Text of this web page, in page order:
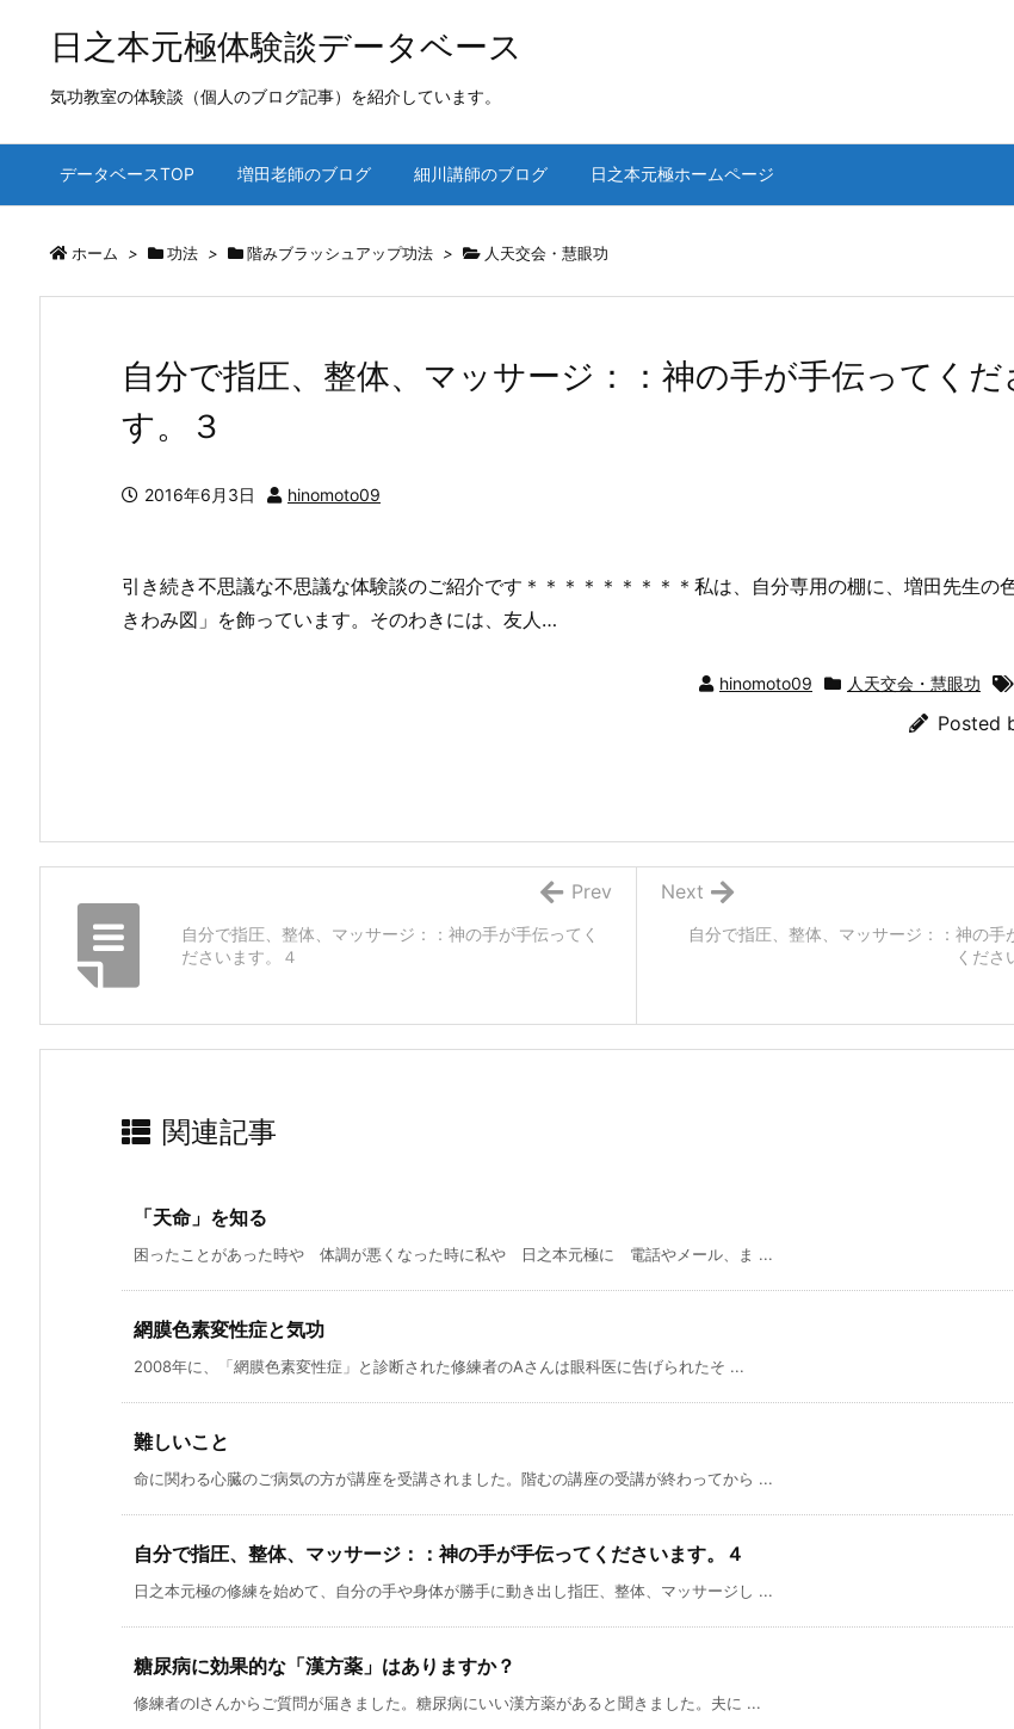
日之本元極体験談データベース
気功教室の体験談（個人のブログ記事）を紹介しています。
データベースTOP 増田老師のブログ 細川講師のブログ 日之本元極ホームページ
ホーム > 功法 > 階みブラッシュアップ功法 > 人天交会・慧眼功
自分で指圧、整体、マッサージ：：神の手が手伝ってくだ
す。３
2016年6月3日 hinomoto09
引き続き不思議な不思議な体験談のご紹介です＊＊＊＊＊＊＊＊＊私は、自分専用の棚に、増田先生の
きわみ図」を飾っています。そのわきには、友人…
hinomoto09 人天交会・慧眼功
Posted
自分で指圧、整体、マッサージ：：神の手
くださ
Next
自分で指圧、整体、マッサージ：：神の手が手伝ってく
ださいます。４
Prev
関連記事
「天命」を知る
困ったことがあった時や 体調が悪くなった時に私や 日之本元極に 電話やメール、ま ...
網膜色素変性症と気功
2008年に、「網膜色素変性症」と診断された修練者のAさんは眼科医に告げられたそ ...
難しいこと
命に関わる心臓のご病気の方が講座を受講されました。階むの講座の受講が終わってから ...
自分で指圧、整体、マッサージ：：神の手が手伝ってくださいます。４
日之本元極の修練を始めて、自分の手や身体が勝手に動き出し指圧、整体、マッサージし ...
糖尿病に効果的な「漢方薬」はありますか？
修練者のIさんからご質問が届きました。糖尿病にいい漢方薬があると聞きました。夫に ...